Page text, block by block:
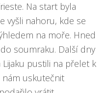
Na start byla
vyšli nahoru, kde se
na moře. Hned
soumraku. Další dny
pustili na přelet k
nám uskutečnit